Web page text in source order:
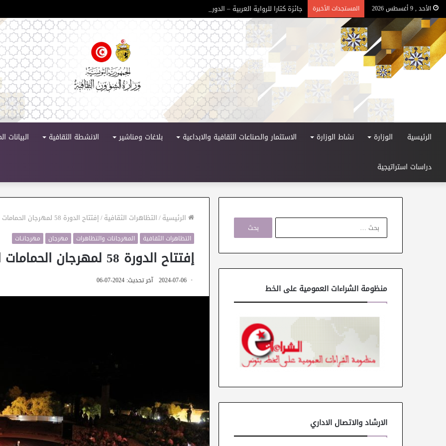
الأحد , 9 أغسطس 2026 المستجدات الأخيرة جائزة كتارا للرواية العربية – الدورة 11
الرئيسية الوزارة نشاط الوزارة الاستثمار والصناعات الثقافية والابداعية بلاغات ومناشير الانشطة الثقافية البيانات
دراسات استراتيجية
الرئيسية/التظاهرات الثقافية/إفتتاح الدورة 58 لمهرجان الحمامات الدولي
التظاهرات الثقافية المهرجانات والتظاهرات مهرجان مهرجانـات
إفتتاح الدورة 58 لمهرجان الحمامات الدولي
2024-07-06 آخر تحديث: 2024-07-06
ا
ح
ن
منظومة الشراءات العمومية على الخط
الارشاد والاتصال الاداري